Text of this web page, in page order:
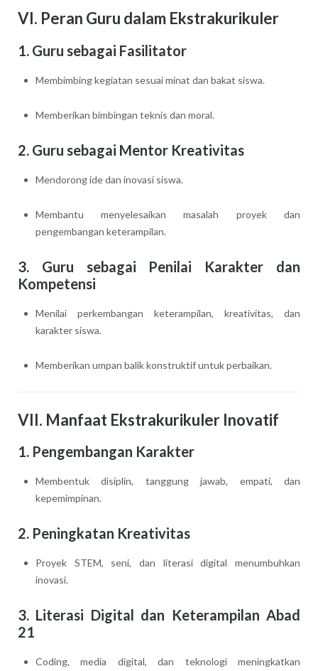
VI. Peran Guru dalam Ekstrakurikuler
1. Guru sebagai Fasilitator
Membimbing kegiatan sesuai minat dan bakat siswa.
Memberikan bimbingan teknis dan moral.
2. Guru sebagai Mentor Kreativitas
Mendorong ide dan inovasi siswa.
Membantu menyelesaikan masalah proyek dan
pengembangan keterampilan.
3. Guru sebagai Penilai Karakter dan
Kompetensi
Menilai perkembangan keterampilan, kreativitas, dan
karakter siswa.
Memberikan umpan balik konstruktif untuk perbaikan.
VII. Manfaat Ekstrakurikuler Inovatif
1. Pengembangan Karakter
Membentuk disiplin, tanggung jawab, empati, dan
kepemimpinan.
2. Peningkatan Kreativitas
Proyek STEM, seni, dan literasi digital menumbuhkan
inovasi.
3. Literasi Digital dan Keterampilan Abad
21
Coding, media digital, dan teknologi meningkatkan